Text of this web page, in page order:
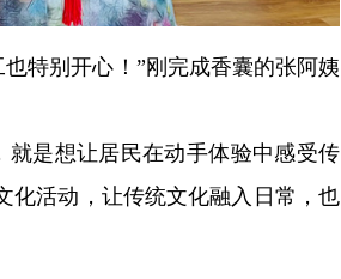
特别开心！”刚完成香囊的张阿姨
就是想让居民在动手体验中感受传
化活动，让传统文化融入日常，也